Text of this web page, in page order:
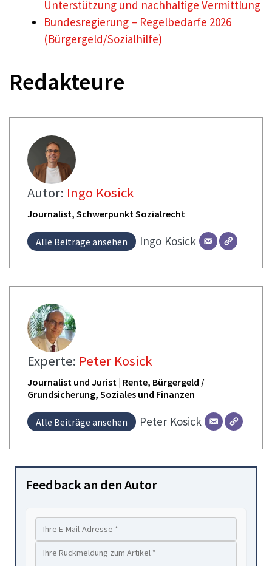
Unterstützung und nachhaltige Vermittlung
Bundesregierung – Regelbedarfe 2026
(Bürgergeld/Sozialhilfe)
Redakteure
Autor: Ingo Kosick
Journalist, Schwerpunkt Sozialrecht
Alle Beiträge ansehen Ingo Kosick
Experte: Peter Kosick
Journalist und Jurist | Rente, Bürgergeld /
Grundsicherung, Soziales und Finanzen
Alle Beiträge ansehen Peter Kosick
Feedback an den Autor